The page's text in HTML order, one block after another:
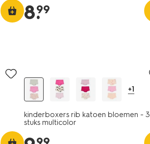
8.
99
+1
kinderboxers rib katoen bloemen - 3
stuks multicolor